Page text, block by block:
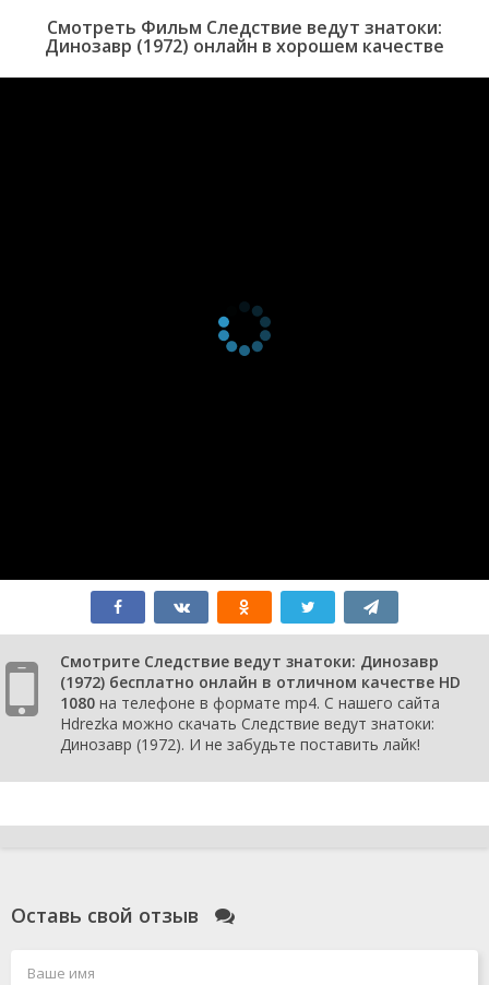
Смотреть Фильм Следствие ведут знатоки:
Динозавр (1972) онлайн в хорошем качестве
Смотрите Следствие ведут знатоки: Динозавр
(1972) бесплатно онлайн в отличном качестве HD
1080 на телефоне в формате mp4. С нашего сайта
Hdrezka можно скачать Следствие ведут знатоки:
Динозавр (1972). И не забудьте поставить лайк!
Оставь свой отзыв